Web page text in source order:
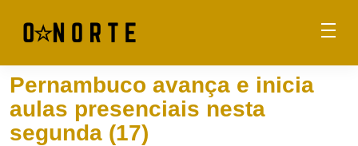
Pernambuco avança e inicia
aulas presenciais nesta
segunda (17)